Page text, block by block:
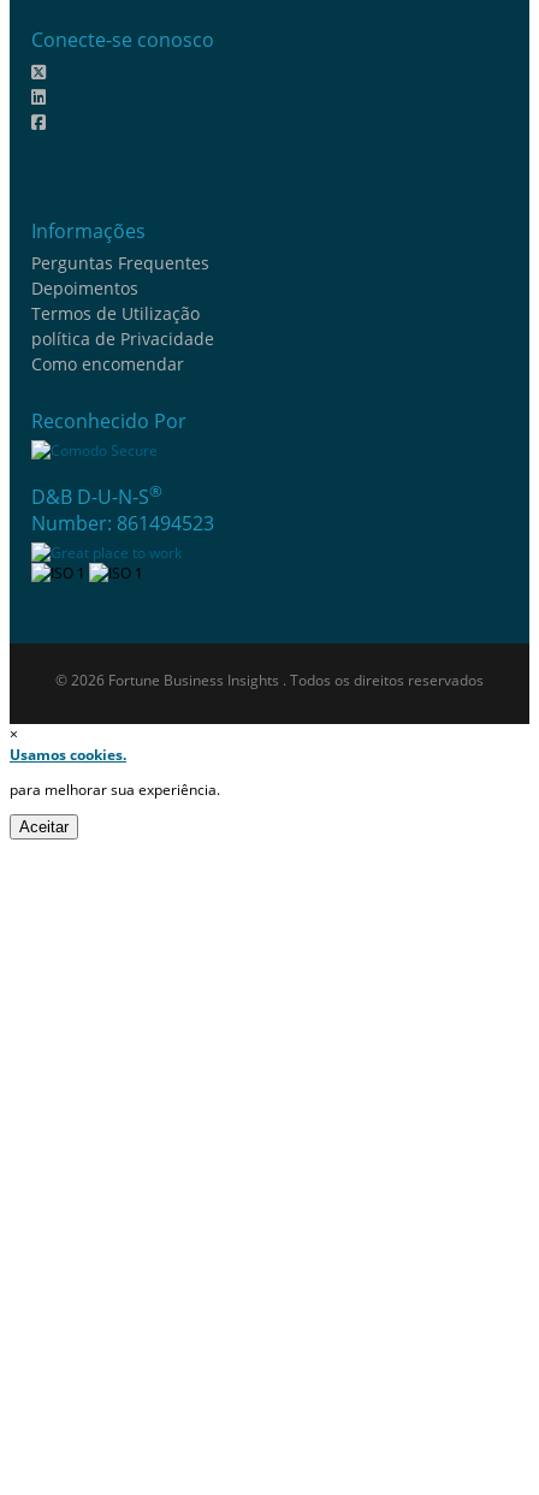
Conecte-se conosco
Informações
Perguntas Frequentes
Depoimentos
Termos de Utilização
política de Privacidade
Como encomendar
Reconhecido Por
D&B D-U-N-S®
Number: 861494523
© 2026 Fortune Business Insights . Todos os direitos reservados
×
Usamos cookies.
para melhorar sua experiência.
Aceitar